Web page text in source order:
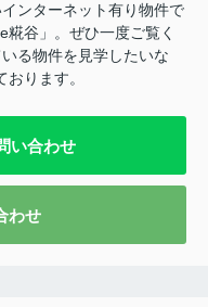
ンターネット有り物件で
谷」。ぜひ一度ご覧く
る物件を見学したいな
ります。
い合わせ
わせ